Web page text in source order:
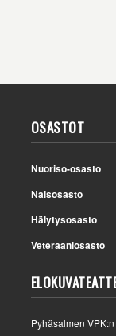
OSASTOT
Nuoriso-osasto
Naisosasto
Hälytysosasto
Veteraaniosasto
Pyhäsalmen